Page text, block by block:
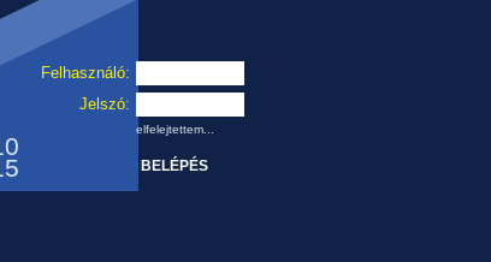
Felhasználó:
Jelszó:
elfelejtettem...